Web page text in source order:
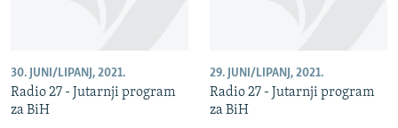
30. JUNI/LIPANJ, 2021.
Radio 27 - Jutarnji program
za BiH
29. JUNI/LIPANJ, 2021.
Radio 27 - Jutarnji program
za BiH